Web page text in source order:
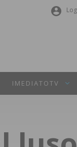
Senha
IMEDIATOTV